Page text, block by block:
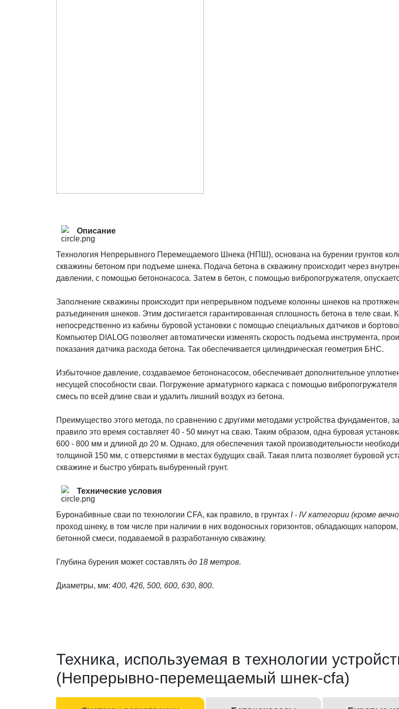
Описание
Технология Непрерывного Перемещаемого Шнека (НПШ), основана на бурении грунтов
скважины бетоном при подъеме шнека. Подача бетона в скважину происходит через
давлении, с помощью бетононасоса. Затем в бетон, с помощью вибропогружателя,
Заполнение скважины происходит при непрерывном подъеме колонны шнеков на
разъединения шнеков. Этим достигается гарантированная сплошность бетона в теле сваи.
непосредственно из кабины буровой установки с помощью специальных датчиков и
Компьютер DIALOG позволяет автоматически изменять скорость подъема инструмента,
показания датчика расхода бетона. Так обеспечивается цилиндрическая геометрия БНС.
Избыточное давление, создаваемое бетононасосом, обеспечивает дополнительное
несущей способности сваи. Погружение арматурного каркаса с помощью
смесь по всей длине сваи и удалить лишний воздух из бетона.
Преимущество этого метода, по сравнению с другими методами устройства фундаментов,
правило это время составляет 40 - 50 минут на сваю. Таким образом, одна буровая
600 - 800 мм и длиной до 20 м. Однако, для обеспечения такой производительности
толщиной 150 мм, с отверстиями в местах будущих свай. Такая плита позволяет буровой
скважине и быстро убирать выбуренный грунт.
Технические условия
Буронабивные сваи по технологии CFA, как правило, в грунтах I - IV категории (кроме
проход шнеку, в том числе при наличии в них водоносных горизонтов, обладающих
бетонной смеси, подаваемой в разработанную скважину.
Глубина бурения может составлять до 18 метров.
Диаметры, мм: 400, 426, 500, 600, 630, 800.
Техника, используемая в технологии
(Непрерывно-перемещаемый шнек-cfa)